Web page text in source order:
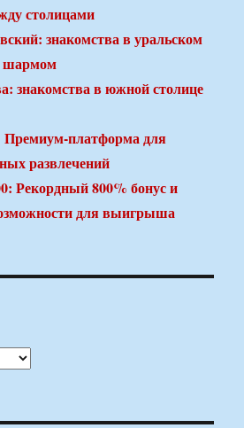
столицами
знакомства в уральском
шармом
знакомства в южной столице
платформа для
развлечений
Рекордный 800% бонус и
для выигрыша